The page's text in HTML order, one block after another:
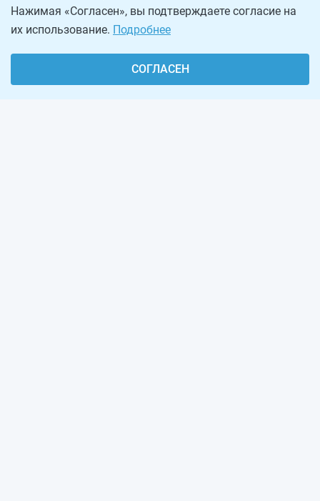
Нажимая «Согласен», вы подтверждаете согласие на
их использование. Подробнее
СОГЛАСЕН